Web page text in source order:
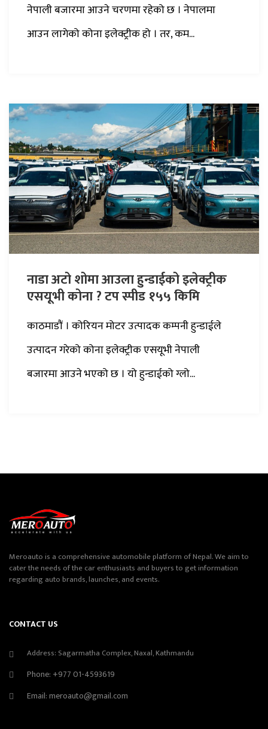
नेपाली बजारमा आउने चरणमा रहेको छ । नेपालमा
आउन लागेको कोना इलेक्ट्रीक हो । तर, कम...
नाडा अटो शोमा आउला हुन्डाईको इलेक्ट्रीक
एसयूभी कोना ? टप स्पीड १५५ किमि
काठमाडौं । कोरियन मोटर उत्पादक कम्पनी हुन्डाईले
उत्पादन गरेको कोना इलेक्ट्रीक एसयूभी नेपाली
बजारमा आउने भएको छ । यो हुन्डाईको ग्लो...
Meroauto is a comprehensive automobile platform of Nepal. We aim to
cater the needs of the car enthusiasts and buyers to get information
regarding auto brands, launches, and events.
CONTACT US
Address: Sagarmatha Complex, Naxal, Kathmandu
Phone: +977 01-4593619
Email:meroauto@gmail.com